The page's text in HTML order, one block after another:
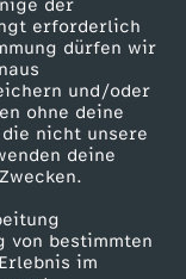
der
erforderlich
dürfen wir
und/oder
ohne deine
nicht unsere
deine
von bestimmten
im
ZDF